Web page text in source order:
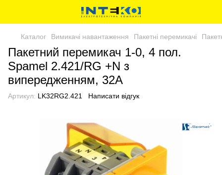
Каталог Вимикачі навантаження Пакетні перемикачі
Пакетний перемикач 1-0, 4 пол.
Spamel 2.421/RG +N з
випередженням, 32A
Артикул: LK32RG2.421 Написати відгук